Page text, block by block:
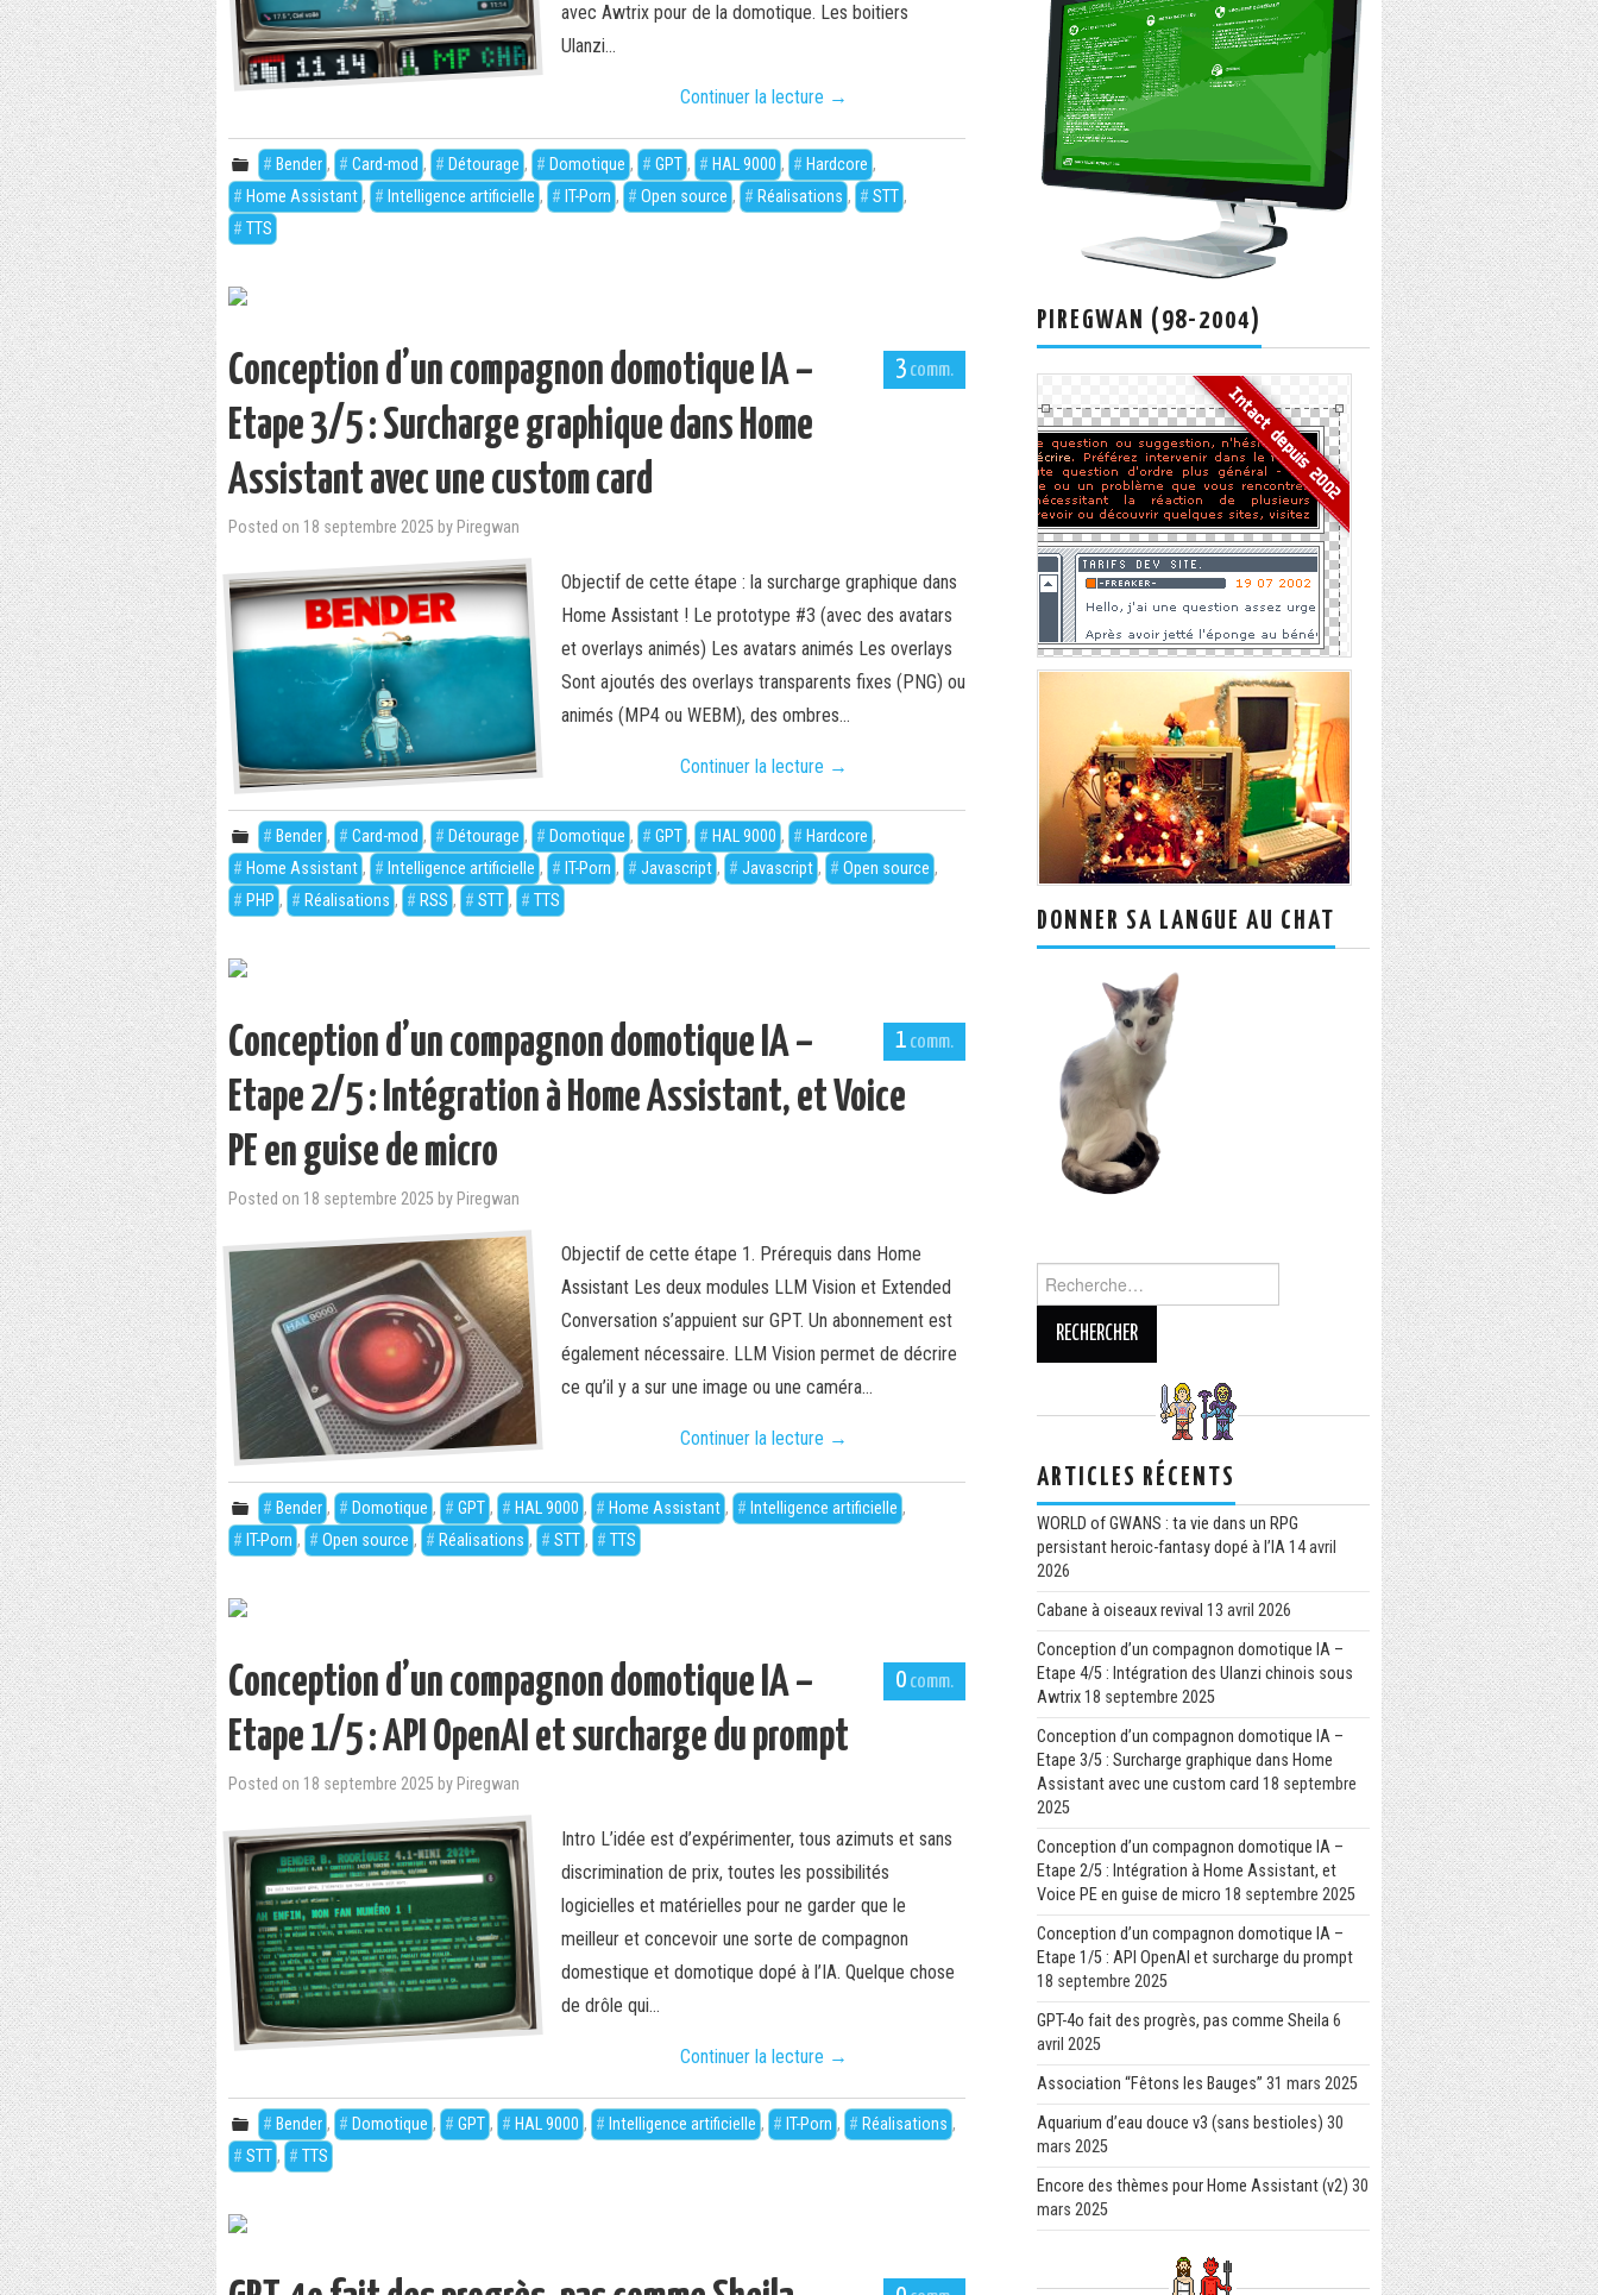
avec Awtrix pour de la domotique. Les boitiers
Ulanzi…
Continuer la lecture →
Bender , Card-mod , Détourage , Domotique , GPT , HAL 9000 , Hardcore ,
Home Assistant , Intelligence artificielle , IT-Porn , Open source , Réalisations , STT ,
TTS
3
Conception d’un compagnon domotique IA –
Etape 3/5 : Surcharge graphique dans Home
Assistant avec une custom card
Posted on 18 septembre 2025 by Piregwan
Objectif de cette étape : la surcharge graphique dans
Home Assistant ! Le prototype #3 (avec des avatars
et overlays animés) Les avatars animés Les overlays
Sont ajoutés des overlays transparents fixes (PNG) ou
animés (MP4 ou WEBM), des ombres…
Continuer la lecture →
Bender , Card-mod , Détourage , Domotique , GPT , HAL 9000 , Hardcore ,
Home Assistant , Intelligence artificielle , IT-Porn , Javascript , Javascript , Open source ,
PHP , Réalisations , RSS , STT , TTS
1
Conception d’un compagnon domotique IA –
Etape 2/5 : Intégration à Home Assistant, et Voice
PE en guise de micro
Posted on 18 septembre 2025 by Piregwan
Objectif de cette étape 1. Prérequis dans Home
Assistant Les deux modules LLM Vision et Extended
Conversation s’appuient sur GPT. Un abonnement est
également nécessaire. LLM Vision permet de décrire
ce qu’il y a sur une image ou une caméra…
Continuer la lecture →
Bender , Domotique , GPT , HAL 9000 , Home Assistant , Intelligence artificielle ,
IT-Porn , Open source , Réalisations , STT , TTS
0
Conception d’un compagnon domotique IA –
Etape 1/5 : API OpenAI et surcharge du prompt
Posted on 18 septembre 2025 by Piregwan
Intro L’idée est d’expérimenter, tous azimuts et sans
discrimination de prix, toutes les possibilités
logicielles et matérielles pour ne garder que le
meilleur et concevoir une sorte de compagnon
domestique et domotique dopé à l’IA. Quelque chose
de drôle qui…
Continuer la lecture →
Bender , Domotique , GPT , HAL 9000 , Intelligence artificielle , IT-Porn , Réalisations ,
STT , TTS
PIREGWAN (98-2004)
DONNER SA LANGUE AU CHAT
ARTICLES RÉCENTS
WORLD of GWANS : ta vie dans un RPG
persistant heroic-fantasy dopé à l’IA14 avril
2026
Cabane à oiseaux revival 13 avril 2026
Conception d’un compagnon domotique IA –
Etape 4/5 : Intégration des Ulanzi chinois sous
Awtrix18 septembre 2025
Conception d’un compagnon domotique IA –
Etape 3/5 : Surcharge graphique dans Home
Assistant avec une custom card 18 septembre
2025
Conception d’un compagnon domotique IA –
Etape 2/5 : Intégration à Home Assistant, et
Voice PE en guise de micro 18 septembre 2025
Conception d’un compagnon domotique IA –
Etape 1/5 : API OpenAI et surcharge du prompt
18 septembre 2025
GPT-4o fait des progrès, pas comme Sheila6
avril 2025
Association “Fêtons les Bauges” 31 mars 2025
Aquarium d’eau douce v3 (sans bestioles) 30
mars 2025
Encore des thèmes pour Home Assistant (v2) 30
mars 2025